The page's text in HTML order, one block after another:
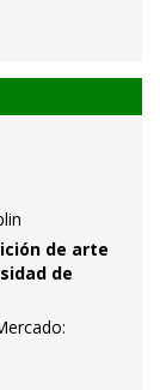
de arte
de